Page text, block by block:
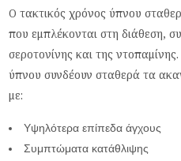
Ο τακτικός χρόνος ύπνου
που εμπλέκονται στη διάθεση,
σεροτονίνης και της
ύπνου συνδέουν σταθερά τα
με:
Υψηλότερα επίπεδα άγχους
Συμπτώματα κατάθλιψης